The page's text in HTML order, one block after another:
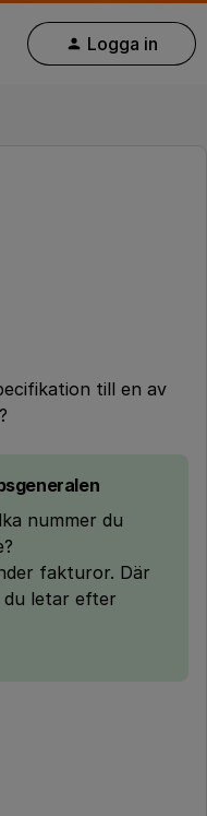
Logga in
till en av
nummer du
fakturor. Där
letar efter